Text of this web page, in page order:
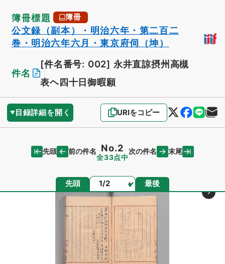
簿冊標題 簿冊
公文録（副本）・明治六年・第二百二
巻・明治六年六月・東京府伺（坤）
件名
[件名番号: 002] 永井直諒摂州高槻
表ヘ四十日御暇願
目録詳細を開く URIをコピー
先頭 前の件名 No.2
全33点中
次の件名 末尾
先頭 ページ 最後